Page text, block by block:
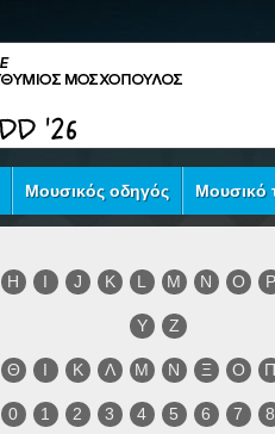
Μουσικός οδηγός Μουσικό
H I J K L M N O P
Y Z
Θ Ι Κ Λ Μ Ν Ξ Ο
0 1 2 3 4 5 6 7 8